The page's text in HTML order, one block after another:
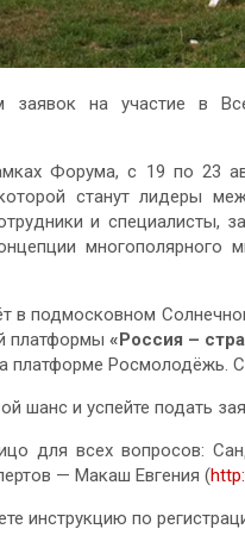
заявок на участие в
Форума, с 19 по 23
станут лидеры
и специалисты,
многополярного
в подмосковном
платформы«Россия –
платформе Росмолодёжь.
шанс и успейте подать
для всех вопросов:
— Макаш Евгения (
инструкцию по